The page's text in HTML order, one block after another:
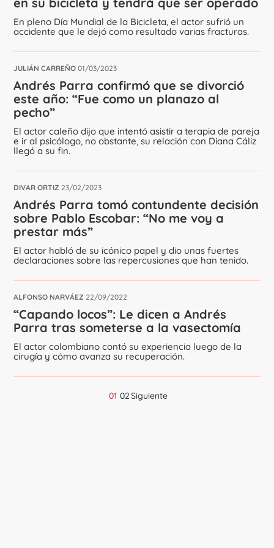
En pleno Día Mundial de la Bicicleta, el actor sufrió un
accidente que le dejó como resultado varias fracturas.
JULIÁN CARREÑO 01/03/2023
Andrés Parra confirmó que se divorció
este año: “Fue como un planazo al
pecho”
El actor caleño dijo que intentó asistir a terapia de pareja
e ir al psicólogo, no obstante, su relación con Diana Cáliz
llegó a su fin.
DIVAR ORTIZ 23/02/2023
Andrés Parra tomó contundente decisión
sobre Pablo Escobar: “No me voy a
prestar más”
El actor habló de su icónico papel y dio unas fuertes
declaraciones sobre las repercusiones que han tenido.
ALFONSO NARVÁEZ 22/09/2022
“Capando locos”: Le dicen a Andrés
Parra tras someterse a la vasectomía
El actor colombiano contó su experiencia luego de la
cirugía y cómo avanza su recuperación.
01 02Siguiente